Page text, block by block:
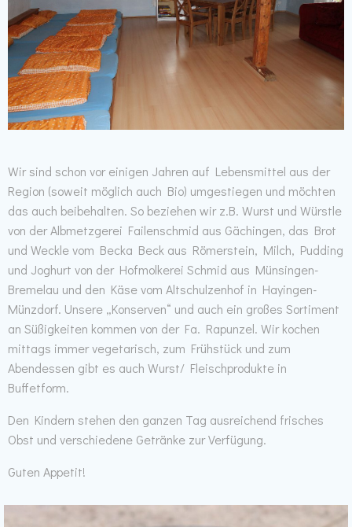
Wir sind schon vor einigen Jahren auf Lebensmittel aus der
Region (soweit möglich auch Bio) umgestiegen und möchten
das auch beibehalten. So beziehen wir z.B. Wurst und Würstle
von der Albmetzgerei Failenschmid aus Gächingen, das Brot
und Weckle vom Becka Beck aus Römerstein, Milch, Pudding
und Joghurt von der Hofmolkerei Schmid aus Münsingen-
Bremelau und den Käse vom Altschulzenhof in Hayingen-
Münzdorf. Unsere „Konserven“ und auch ein großes Sortiment
an Süßigkeiten kommen von der Fa. Rapunzel. Wir kochen
mittags immer vegetarisch, zum Frühstück und zum
Abendessen gibt es auch Wurst/ Fleischprodukte in
Buffetform.
Den Kindern stehen den ganzen Tag ausreichend frisches
Obst und verschiedene Getränke zur Verfügung.
Guten Appetit!